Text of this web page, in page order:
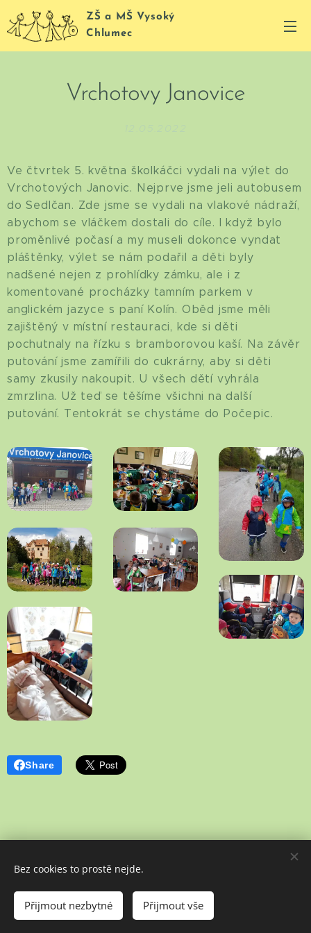
ZŠ a MŠ Vysoký
Chlumec
Vrchotovy Janovice
Ve čtvrtek 5. května školkáčci vydali na výlet do
Vrchotových Janovic. Nejprve jsme jeli autobusem
do Sedlčan. Zde jsme se vydali na vlakové nádraží,
abychom se vláčkem dostali do cíle. I když bylo
proměnlivé počasí a my museli dokonce vyndat
pláštěnky, výlet se nám podařil a děti byly
nadšené nejen z prohlídky zámku, ale i z
komentované procházky tamním parkem v
anglickém jazyce s paní Kolín. Oběd jsme měli
zajištěný v místní restauraci, kde si děti
pochutnaly na řízku s bramborovou kaší. Na závěr
putování jsme zamířili do cukrárny, aby si děti
samy zkusily nakoupit. U všech dětí vyhrála
zmrzlina. Už teď se těšíme všichni na další
putování. Tentokrát se chystáme do Počepic.
Share
Poslední aktualizace: 02. 07. 2026
Vytvořeno službou
Bez cookies to prostě nejde.
Přijmout nezbytné Přijmout vše